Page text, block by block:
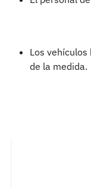
Los
de la medida.